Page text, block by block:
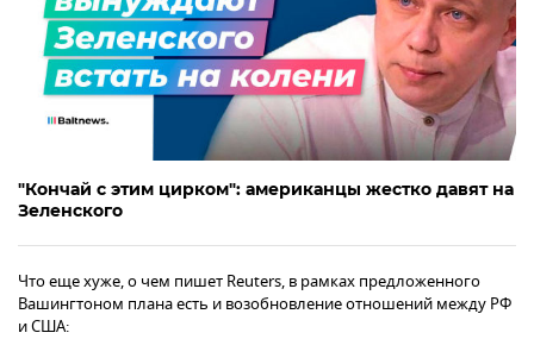
"Кончай с этим цирком": американцы жестко давят на
Зеленского
Что еще хуже, о чем пишет Reuters, в рамках предложенного
Вашингтоном плана есть и возобновление отношений между РФ
и США: